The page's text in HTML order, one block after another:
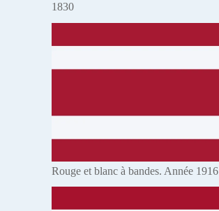
1830
Rouge et blanc à bandes. Année 1916